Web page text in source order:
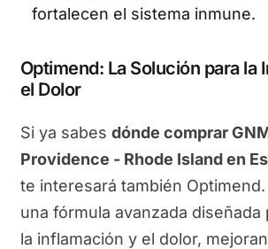
fortalecen el sistema inmune.
Optimend: La Solución para la
el Dolor
Si ya sabes dónde comprar
Providence - Rhode Island en
te interesará también
una fórmula avanzada diseñada
la inflamación y el dolor,